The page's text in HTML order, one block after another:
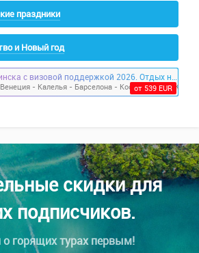
праздники
и Новый год
от 539 EUR
скидки для
подписчиков.
о горящих турах первым!